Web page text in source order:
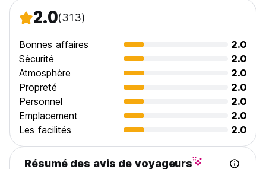
2.0(313)
Bonnes affaires
2.0
Sécurité
2.0
Atmosphère
2.0
Propreté
2.0
Personnel
2.0
Emplacement
2.0
Les facilités
2.0
Résumé des avis de voyageurs